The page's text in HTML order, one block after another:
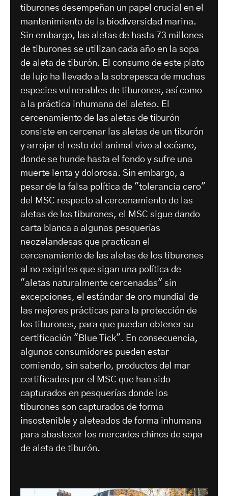
tiburones desempeñan un papel crucial en el
mantenimiento de la biodiversidad marina.
Sin embargo, las aletas de hasta 73 millones
de tiburones se utilizan cada año en la sopa
de aleta de tiburón. El consumo de este plato
de lujo ha llevado a la sobrepesca de muchas
especies vulnerables de tiburones, así como
a la práctica inhumana del aleteo. El
cercenamiento de las aletas de tiburón
consiste en cercenar las aletas de un tiburón
y arrojar el resto del animal vivo al océano,
donde se hunde hasta el fondo y sufre una
muerte lenta y dolorosa. Sin embargo, a
pesar de la falsa política de "tolerancia cero"
del MSC respecto al cercenamiento de las
aletas de los tiburones, el MSC sigue dando
carta blanca a algunas pesquerías
neozelandesas que practican el
cercenamiento de las aletas de los tiburones
al no exigirles que sigan una política de
"aletas naturalmente cercenadas" sin
excepciones, el estándar de oro mundial de
las mejores prácticas para la protección de
los tiburones, para que puedan obtener su
certificación "Blue Tick". En consecuencia,
algunos consumidores pueden estar
comiendo, sin saberlo, productos del mar
certificados por el MSC que han sido
capturados en pesquerías donde los
tiburones son capturados de forma
insostenible y aleteados de forma inhumana
para abastecer los mercados chinos de sopa
de aleta de tiburón.